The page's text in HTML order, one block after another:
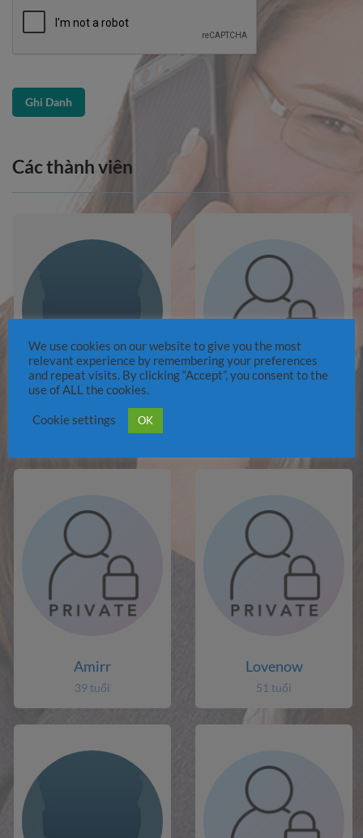
Các thành viên
Jibbblobvor
Amirr
39 tuổi
Lovenow
51 tuổi
We use cookies on our website to give you the most
relevant experience by remembering your preferences
and repeat visits. By clicking “Accept”, you consent to the
use of ALL the cookies.
Cookie settings OK